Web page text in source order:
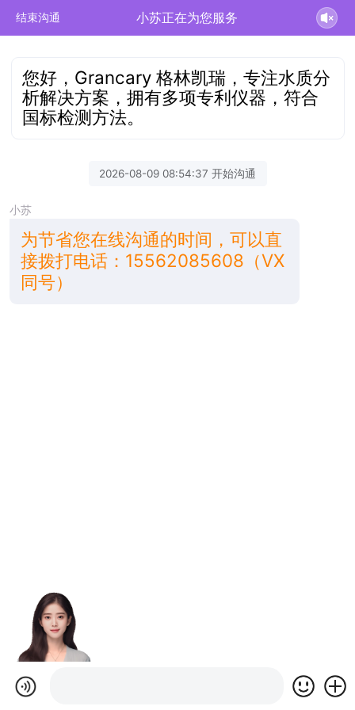
结束沟通 小苏正在为您服务
您好，Grancary 格林凯瑞，专注水质分
析解决方案，拥有多项专利仪器，符合
国标检测方法。
2026-08-09 08:54:37 开始沟通
小苏
为节省您在线沟通的时间，可以直
接拨打电话：15562085608（VX
同号）